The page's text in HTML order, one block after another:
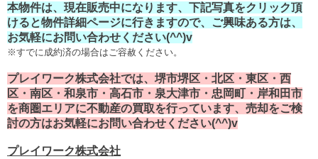
本物件は、現在販売中になります、下記写真をクリック頂
けると物件詳細ページに行きますので、ご興味ある方は、
お気軽にお問い合わせください(^^)v
※すでに成約済の場合はご容赦ください。
プレイワーク株式会社では、堺市堺区・北区・東区・西
区・南区・和泉市・高石市・泉大津市・忠岡町・岸和田市
を商圏エリアに不動産の買取を行っています、売却をご検
討の方はお気軽にお問い合わせください(^^)v
プレイワーク株式会社